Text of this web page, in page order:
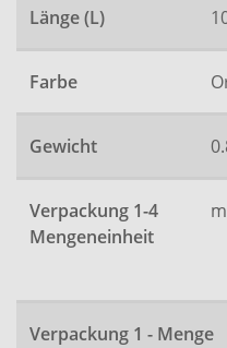
Länge (L)
Farbe
Gewicht
Verpackung 1-4
Mengeneinheit
m
Verpackung 1 - Menge